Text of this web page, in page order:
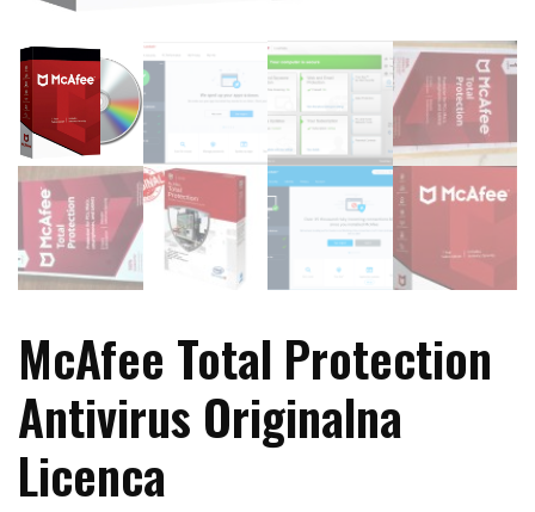
McAfee Total Protection
Antivirus Originalna
Licenca